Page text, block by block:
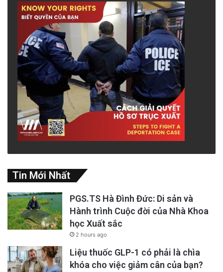
Tin Mới Nhất
PGS.TS Hà Đình Đức: Di sản và
Hành trình Cuộc đời của Nhà Khoa
học Xuất sắc
2 hours ago
Liệu thuốc GLP-1 có phải là chìa
khóa cho việc giảm cân của bạn?